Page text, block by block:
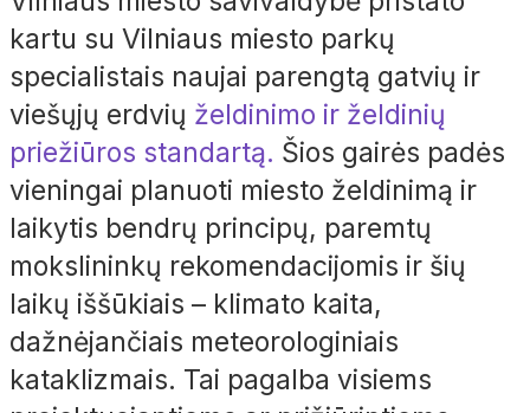
kartu su Vilniaus miesto parkų
specialistais naujai parengtą gatvių ir
viešųjų erdvių želdinimo ir želdinių
priežiūros standartą. Šios gairės padės
vieningai planuoti miesto želdinimą ir
laikytis bendrų principų, paremtų
mokslininkų rekomendacijomis ir šių
laikų iššūkiais – klimato kaita,
dažnėjančiais meteorologiniais
kataklizmais. Tai pagalba visiems